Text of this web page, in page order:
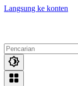
Langsung ke konten